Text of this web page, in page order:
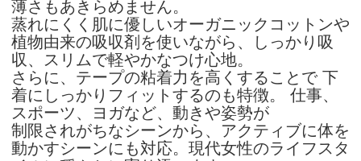
薄さもあきらめません。
蒸れにくく肌に優しいオーガニックコットンや
植物由来の吸収剤を使いながら、しっかり吸
収、スリムで軽やかなつけ心地。
さらに、テープの粘着力を高くすることで 下
着にしっかりフィットするのも特徴。 仕事、
スポーツ、ヨガなど、動きや姿勢が
制限されがちなシーンから、 アクティブに体を
動かすシーンにも対応。現代女性のライフスタ